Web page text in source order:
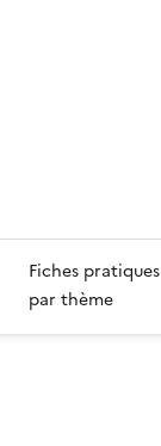
Fiches pratiques
par thème